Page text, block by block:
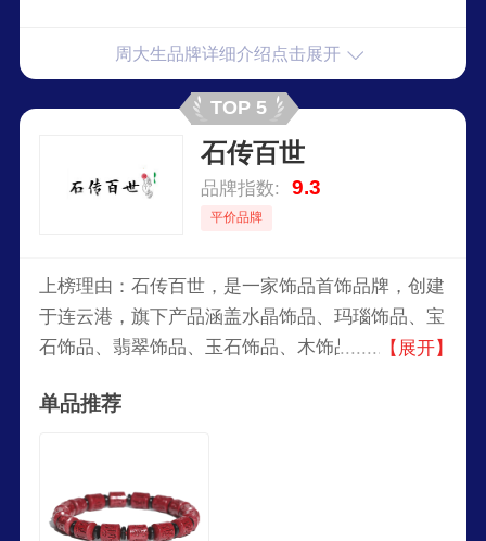
周大生品牌详细介绍点击展开
TOP 5
石传百世
品牌指数: 9.3
平价品牌
上榜理由：石传百世，是一家饰品首饰品牌，创建
于连云港，旗下产品涵盖水晶饰品、玛瑙饰品、宝
石饰品、翡翠饰品、玉石饰品、木饰品等，致力于
择。
【展开】
单品推荐